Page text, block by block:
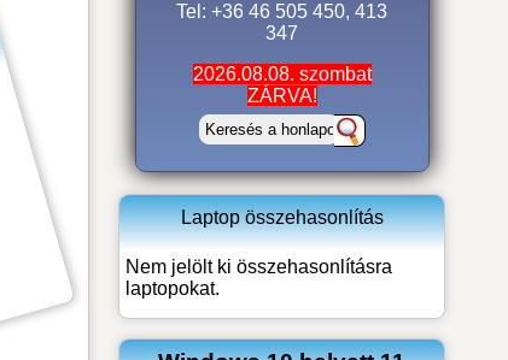
Tel: +36 46 505 450, 413
347
2026.08.08. szombat
ZÁRVA!
Laptop összehasonlítás
Nem jelölt ki összehasonlításra
laptopokat.